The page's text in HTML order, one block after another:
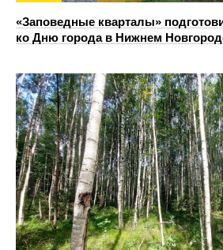
«Заповедные кварталы»
ко Дню города в Нижнем